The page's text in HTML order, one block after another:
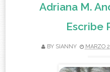
Adriana M.
Escribe
BY SIANNY MARZO